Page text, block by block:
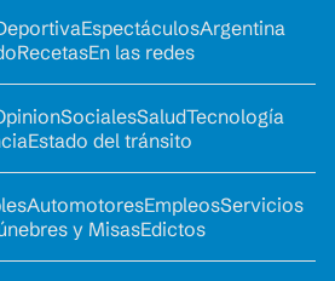
EspectáculosArgentina
RecetasEn las redes
SocialesSaludTecnología
Estado del tránsito
AutomotoresEmpleosServicios
y MisasEdictos